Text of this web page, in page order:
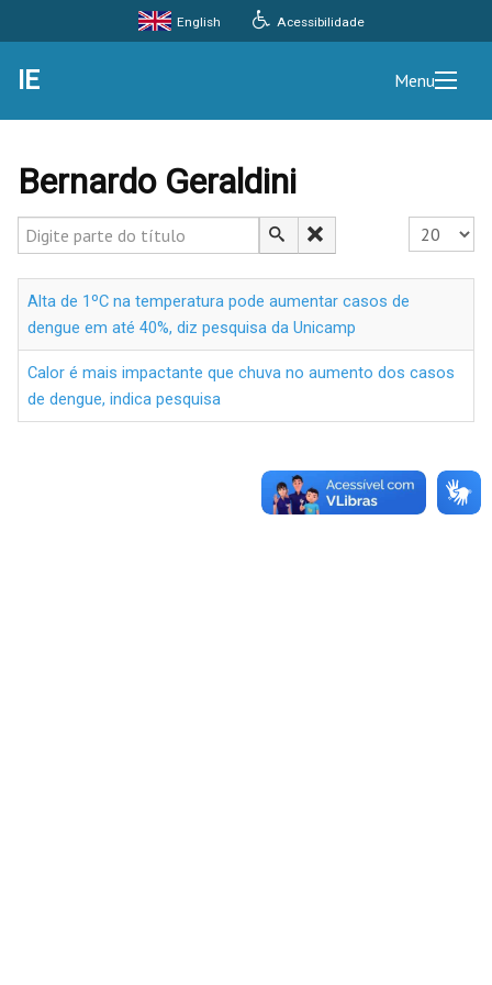
Acessibilidade
English
IE Menu
Bernardo Geraldini
Digite parte do título Exibir #
Alta de 1ºC na temperatura pode aumentar casos de
dengue em até 40%, diz pesquisa da Unicamp
Calor é mais impactante que chuva no aumento dos casos
de dengue, indica pesquisa